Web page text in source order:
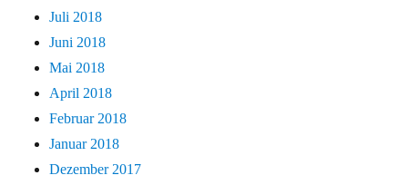
Juli 2018
Juni 2018
Mai 2018
April 2018
Februar 2018
Januar 2018
Dezember 2017